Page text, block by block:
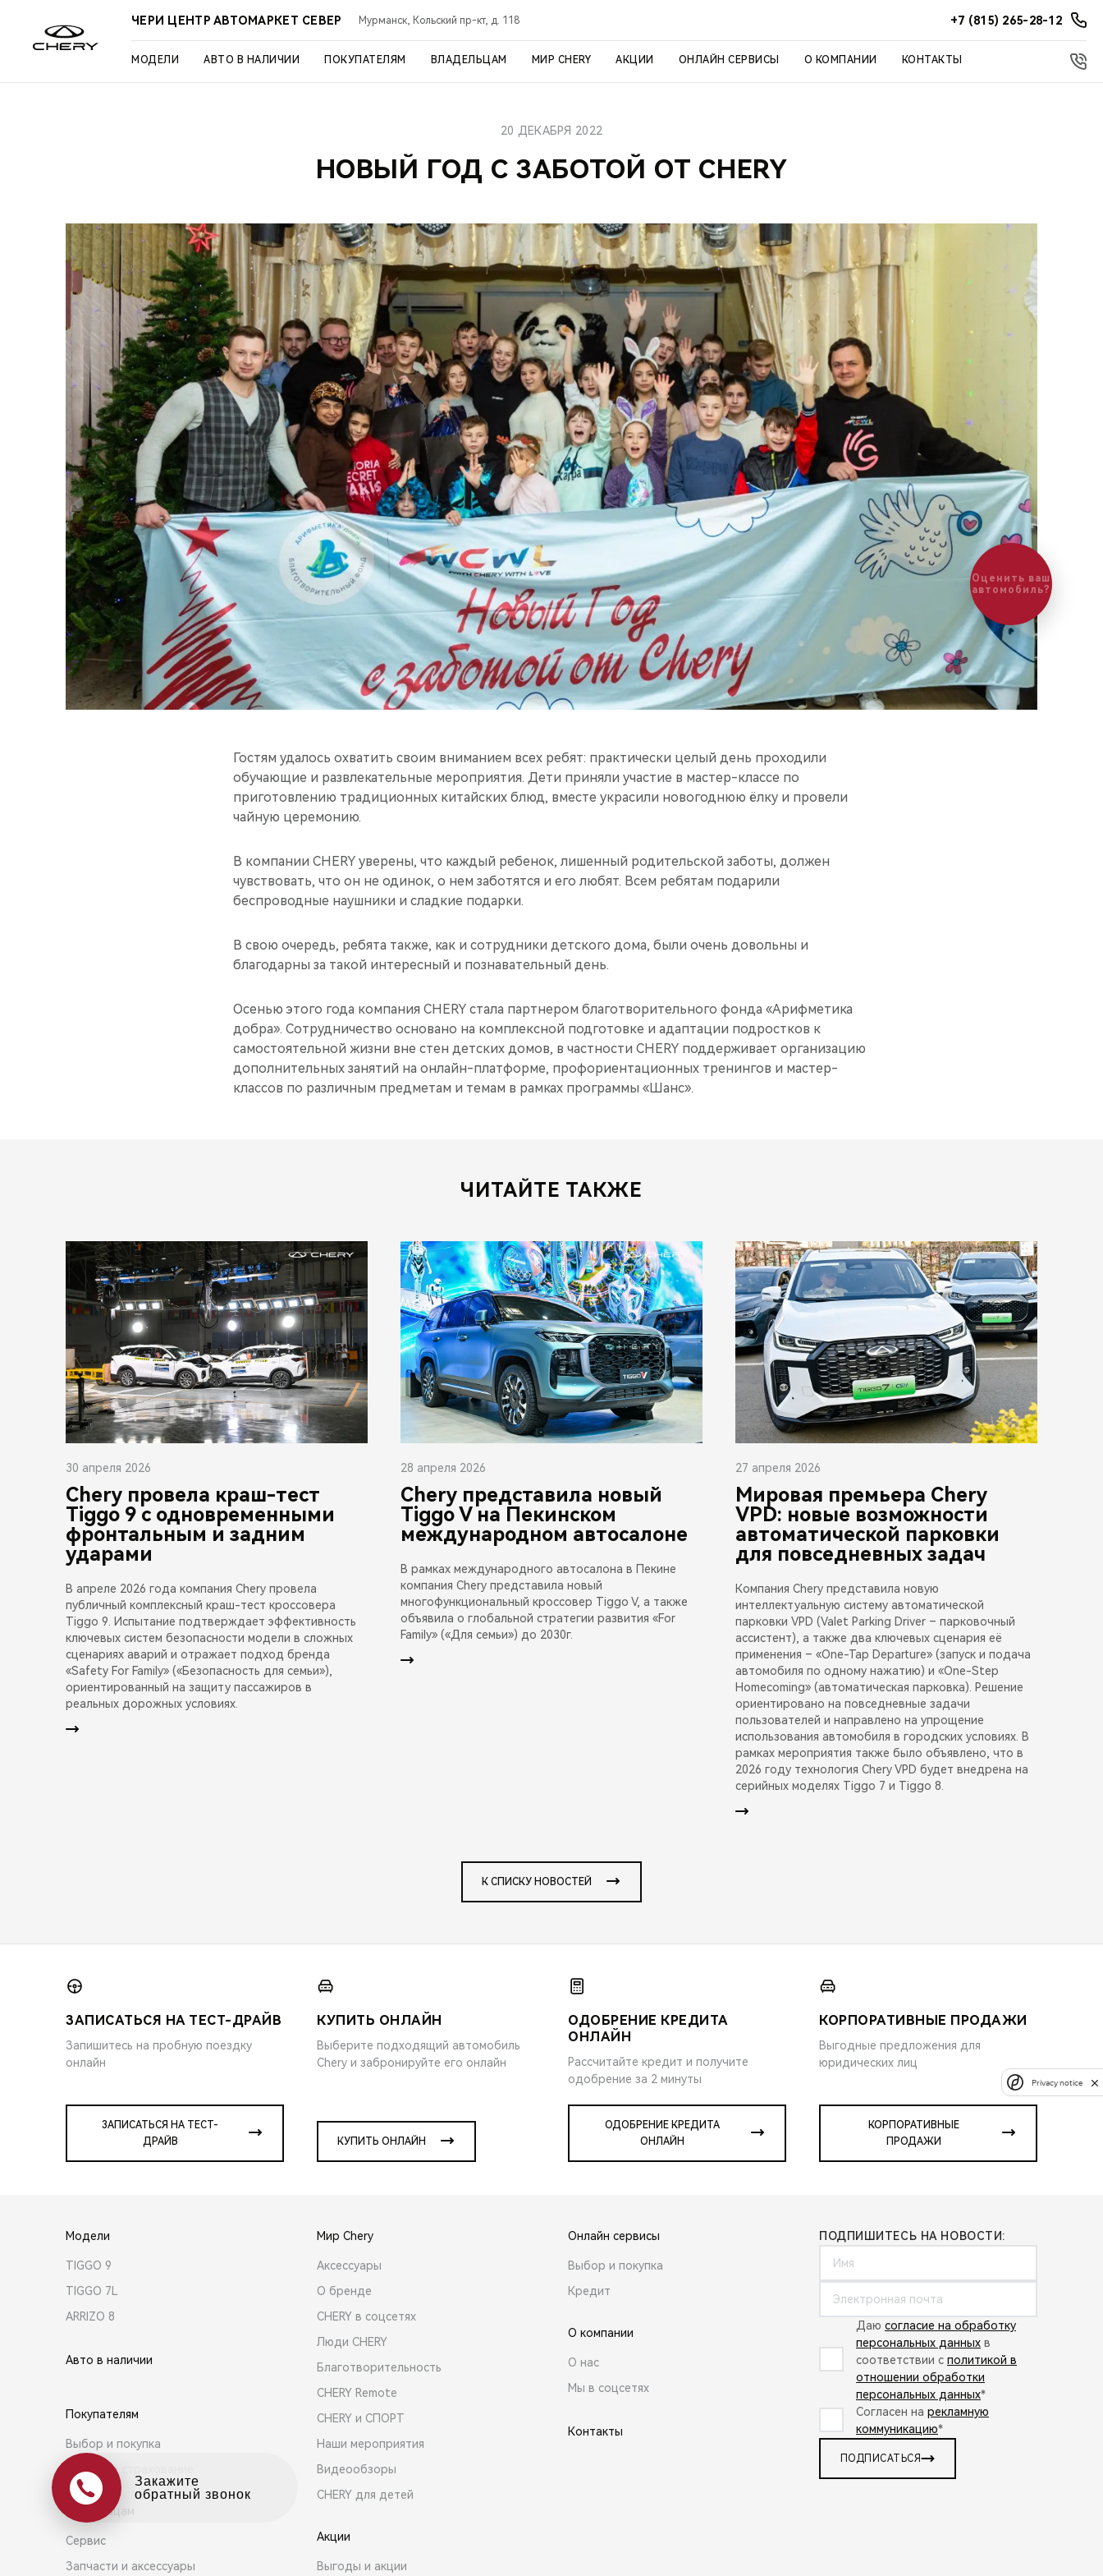
ЧЕРИ ЦЕНТР АВТОМАРКЕТ СЕВЕР Мурманск, Кольский пр-кт, д. 118 +7 (815) 265-28-12
МОДЕЛИ АВТО В НАЛИЧИИ ПОКУПАТЕЛЯМ ВЛАДЕЛЬЦАМ МИР CHERY АКЦИИ ОНЛАЙН СЕРВИСЫ О КОМПАНИИ КОНТАКТЫ
НОВЫЙ ГОД С ЗАБОТОЙ ОТ CHERY
20 ДЕКАБРЯ 2022
Гостям удалось охватить своим вниманием всех ребят: практически целый день проходили
обучающие и развлекательные мероприятия. Дети приняли участие в мастер-классе по
приготовлению традиционных китайских блюд, вместе украсили новогоднюю ёлку и провели
чайную церемонию.
В компании CHERY уверены, что каждый ребенок, лишенный родительской заботы, должен
чувствовать, что он не одинок, о нем заботятся и его любят. Всем ребятам подарили
беспроводные наушники и сладкие подарки.
В свою очередь, ребята также, как и сотрудники детского дома, были очень довольны и
благодарны за такой интересный и познавательный день.
Осенью этого года компания CHERY стала партнером благотворительного фонда «Арифметика
добра». Сотрудничество основано на комплексной подготовке и адаптации подростков к
самостоятельной жизни вне стен детских домов, в частности CHERY поддерживает организацию
дополнительных занятий на онлайн-платформе, профориентационных тренингов и мастер-
классов по различным предметам и темам в рамках программы «Шанс».
ЧИТАЙТЕ ТАКЖЕ
30 апреля 2026
Chery провела краш-тест
Tiggo 9 с одновременными
фронтальным и задним
ударами
В апреле 2026 года компания Chery провела
публичный комплексный краш-тест кроссовера
Tiggo 9. Испытание подтверждает эффективность
ключевых систем безопасности модели в сложных
сценариях аварий и отражает подход бренда
«Safety For Family» («Безопасность для семьи»),
ориентированный на защиту пассажиров в
реальных дорожных условиях.
28 апреля 2026
Chery представила новый
Tiggo V на Пекинском
международном автосалоне
В рамках международного автосалона в Пекине
компания Chery представила новый
многофункциональный кроссовер Tiggo V, а также
объявила о глобальной стратегии развития «For
Family» («Для семьи») до 2030г.
27 апреля 2026
Мировая премьера Chery
VPD: новые возможности
автоматической парковки
для повседневных задач
Компания Chery представила новую
интеллектуальную систему автоматической
парковки VPD (Valet Parking Driver – парковочный
ассистент), а также два ключевых сценария её
применения – «One-Tap Departure» (запуск и подача
автомобиля по одному нажатию) и «One-Step
Homecoming» (автоматическая парковка). Решение
ориентировано на повседневные задачи
пользователей и направлено на упрощение
использования автомобиля в городских условиях. В
рамках мероприятия также было объявлено, что в
2026 году технология Chery VPD будет внедрена на
серийных моделях Tiggo 7 и Tiggo 8.
К СПИСКУ НОВОСТЕЙ
ЗАПИСАТЬСЯ НА ТЕСТ-ДРАЙВ
Запишитесь на пробную поездку
онлайн
ЗАПИСАТЬСЯ НА ТЕСТ-
ДРАЙВ
КУПИТЬ ОНЛАЙН
Выберите подходящий автомобиль
Chery и забронируйте его онлайн
КУПИТЬ ОНЛАЙН
ОДОБРЕНИЕ КРЕДИТА
ОНЛАЙН
Рассчитайте кредит и получите
одобрение за 2 минуты
ОДОБРЕНИЕ КРЕДИТА
ОНЛАЙН
КОРПОРАТИВНЫЕ ПРОДАЖИ
Выгодные предложения для
юридических лиц
КОРПОРАТИВНЫЕ
ПРОДАЖИ
Модели
TIGGO 9
TIGGO 7L
ARRIZO 8
Авто в наличии
Покупателям
Выбор и покупка
Кредит и страхование
Владельцам
Сервис
Запчасти и аксессуары
Мир Chery
Аксессуары
О бренде
CHERY в соцсетях
Люди CHERY
Благотворительность
CHERY Remote
CHERY и СПОРТ
Наши мероприятия
Видеообзоры
CHERY для детей
Акции
Выгоды и акции
Онлайн сервисы
Выбор и покупка
Кредит
О компании
О нас
Мы в соцсетях
Контакты
ПОДПИШИТЕСЬ НА НОВОСТИ:
Даю согласие на обработку
персональных данных в
соответствии с политикой в
отношении обработки
персональных данных*
Согласен на рекламную
коммуникацию*
ПОДПИСАТЬСЯ
Оценить ваш
автомобиль?
Оцените свой авто
в обмен на новый
Privacy notice